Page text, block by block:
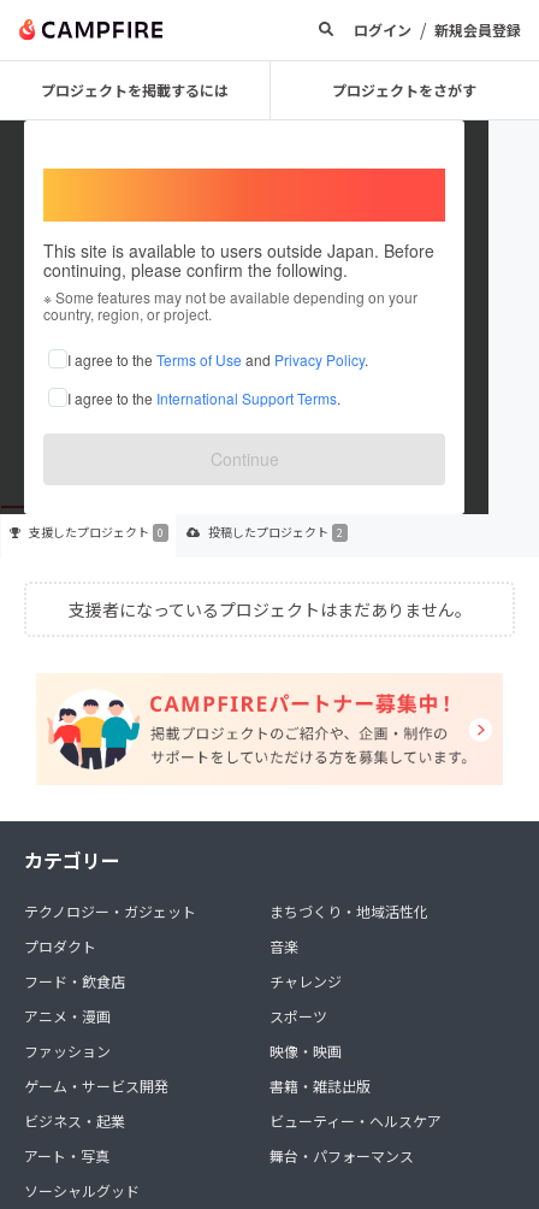
ログイン / 新規会員登録
プロジェクトを掲載するには プロジェクトをさがす
This site is available to users outside Japan. Before
continuing, please confirm the following.
※ Some features may not be available depending on your
country, region, or project.
I agree to the Terms of Use and Privacy Policy.
I agree to the International Support Terms.
Continue
aba0426
これまでに2件のプロジェクトを投稿しています
在住国：未設定
出身国：未設定
支援したプロジェクト 0 投稿したプロジェクト 2
支援者になっているプロジェクトはまだありません。
カテゴリー
テクノロジー・ガジェット
プロダクト
フード・飲食店
アニメ・漫画
ファッション
ゲーム・サービス開発
ビジネス・起業
アート・写真
ソーシャルグッド
まちづくり・地域活性化
音楽
チャレンジ
スポーツ
映像・映画
書籍・雑誌出版
ビューティー・ヘルスケア
舞台・パフォーマンス